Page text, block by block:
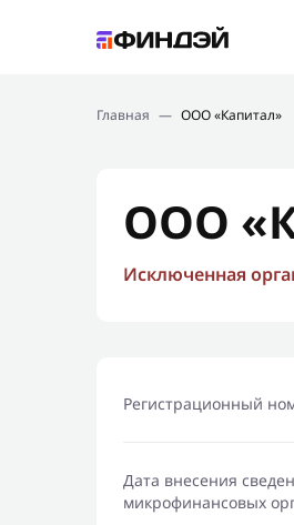
Новости
Главная — ООО «Капитал»
ООО
Исключенная
Регистрационный
Дата внесения
микрофинансовых